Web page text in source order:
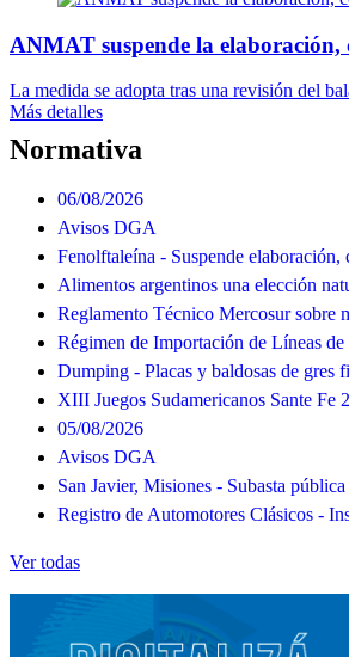
ANMAT suspende la elaboración,
La medida se adopta tras una revisión del
Más detalles
Normativa
06/08/2026
Avisos DGA
Fenolftaleína - Suspende
Alimentos argentinos una elección
Reglamento Técnico Mercosur sobre
Régimen de Importación de Líneas
Dumping - Placas y baldosas de
XIII Juegos Sudamericanos Sante Fe
05/08/2026
Avisos DGA
San Javier, Misiones - Subasta pública
Registro de Automotores Clásicos -
Ver todas